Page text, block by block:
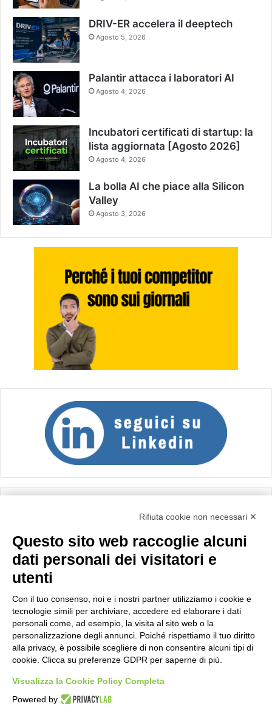
DRIV-ER accelera il deeptech
Agosto 5, 2026
Palantir attacca i laboratori AI
Agosto 4, 2026
Incubatori certificati di startup: la
lista aggiornata [Agosto 2026]
Agosto 4, 2026
La bolla AI che piace alla Silicon
Valley
Agosto 3, 2026
Importo netto (€):
Calcola
Scorporo IVA
Rifiuta cookie non necessari ✕
Questo sito web raccoglie alcuni
dati personali dei visitatori e
utenti
Con il tuo consenso, noi e i nostri partner utilizziamo i cookie e
tecnologie simili per archiviare, accedere ed elaborare i dati
personali come, ad esempio, la visita al sito web o la
personalizzazione degli annunci. Poiché rispettiamo il tuo diritto
alla privacy, è possibile scegliere di non consentire alcuni tipi di
cookie. Clicca su preferenze GDPR per saperne di più.
Visualizza la Cookie Policy Completa
Powered by